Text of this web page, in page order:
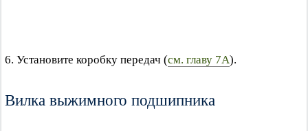
6. Установите коробку передач (см. главу 7А).
Вилка выжимного подшипника